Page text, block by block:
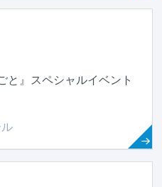
と』スペシャルイベント